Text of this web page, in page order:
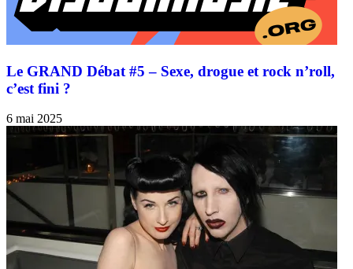
Le GRAND Débat #5 – Sexe, drogue et rock n’roll,
c’est fini ?
6 mai 2025